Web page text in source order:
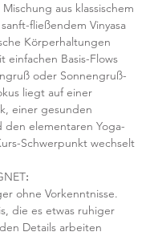
aus klassischem
fließendem Vinyasa
Körperhaltungen
einfachen Basis-Flows
oder Sonnengruß-
liegt auf einer
einer gesunden
elementaren Yoga-
Schwerpunkt wechselt
:
ohne Vorkenntnisse.
die es etwas ruhiger
Details arbeiten